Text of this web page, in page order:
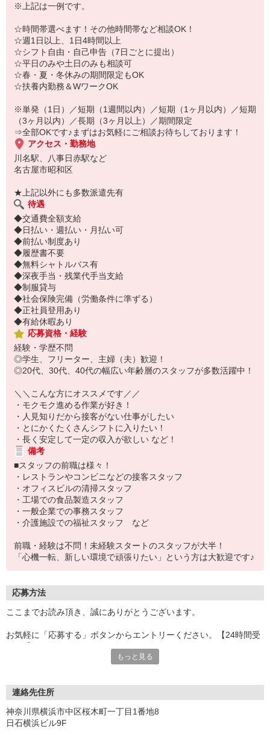
※上記は一例です。
☆時間帯選べます！その他時間帯など相談OK！
☆週1日以上、1日4時間以上
☆シフト自由・自己申告（7日ごとに提出）
☆平日のみや土日のみも相談可
☆春・夏・冬休みの期間限定もOK
☆扶養内勤務＆WワークOK
※単発（1日）／短期（1週間以内）／短期（1ヶ月以内）／短期
（3ヶ月以内）／長期（3ヶ月以上）／期間限定
⇒全部OKです♪まずはお気軽にご相談お待ちしております！
アクセス・勤務地
川名駅、八事日赤駅など
名古屋市昭和区
★上記以外にも多数派遣先有
待遇
◆交通費全額支給
◆日払い・週払い・月払い可
◆前払い制度あり
◆履歴書不要
◆無料シャトルバス有
◆深夜手当・残業代手当支給
◆制服貸与
◆社会保険完備（労働条件に準ずる）
◆正社員登用あり
◆有給休暇あり
応募資格・経験
経験・学歴不問
◎学生、フリーター、主婦（夫）歓迎！
◎20代、30代、40代の幅広い年齢層のスタッフが多数活躍中！
＼＼こんな方にオススメです／／
・モクモク進める作業が好き！
・人見知りだから接客がない仕事がしたい
・とにかくたくさんシフトに入りたい！
・長く安定して一定の収入が欲しい など！
備考
■スタッフの前職は様々！
・レストランやコンビニなどの接客スタッフ
・オフィスビルの清掃スタッフ
・工場での食品製造スタッフ
・一般企業での事務スタッフ
・介護施設での福祉スタッフ など
前職・経験は不問！未経験スタートのスタッフが大半！
「心機一転、新しい環境で頑張りたい」という方は大歓迎です♪
応募方法
ここまでお読み頂き、誠にありがとうございます。
お気軽に「応募する」ボタンからエントリーください。【24時間受
エントリー確認後、こちらより折り返しのご連絡をさせて頂きま
お電話でのご応募も可能です！
【 応募〜勤務の流れ 】----
もっと見る
連絡先住所
神奈川県横浜市中区桜木町一丁目1番地8
日石横浜ビル9F